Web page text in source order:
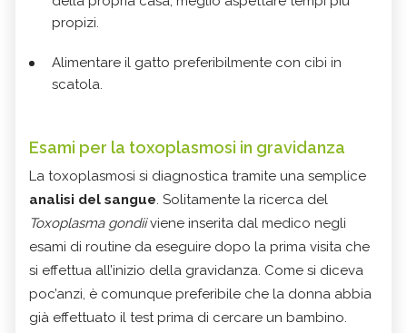
propizi.
Alimentare il gatto preferibilmente con cibi in
scatola.
Esami per la toxoplasmosi in gravidanza
La toxoplasmosi si diagnostica tramite una semplice
analisi del sangue. Solitamente la ricerca del
Toxoplasma gondiiviene inserita dal medico negli
esami di routine da eseguire dopo la prima visita che
si effettua all’inizio della gravidanza. Come si diceva
poc’anzi, è comunque preferibile che la donna abbia
già effettuato il test prima di cercare un bambino.